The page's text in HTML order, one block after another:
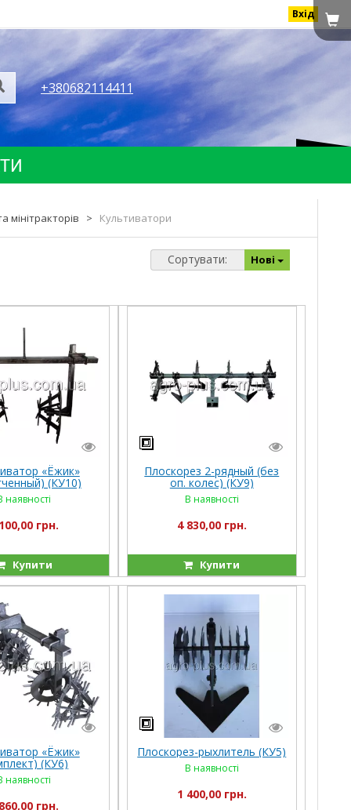
Вхід
+380682114411
мінітракторів > Культиватори
Сортувати: Нові
«Ёжик»
(КУ10)
наявності
грн.
Купити
Плоскорез 2-рядный (без
оп. колес) (КУ9)
В наявності
4 830,00 грн.
Купити
«Ёжик»
(КУ6)
наявності
грн.
Плоскорез-рыхлитель (КУ5)
В наявності
1 400,00 грн.